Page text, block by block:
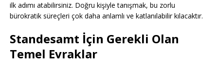
ilk adımı atabilirsiniz. Doğru kişiyle tanışmak, bu zorlu
bürokratik süreçleri çok daha anlamlı ve katlanılabilir kılacaktır.
Standesamt İçin Gerekli Olan
Temel Evraklar